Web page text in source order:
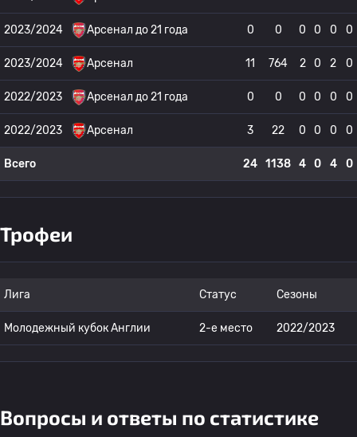
2023/2024 Арсенал до 21 года 0 0 0 0 0 0
2023/2024 Арсенал 11 764 2 0 2 0
2022/2023 Арсенал до 21 года 0 0 0 0 0 0
2022/2023 Арсенал 3 22 0 0 0 0
Всего 24 1138 4 0 4 0
Трофеи
Лига Статус Сезоны
Молодежный кубок Англии 2-е место 2022/2023
Вопросы и ответы по статистике